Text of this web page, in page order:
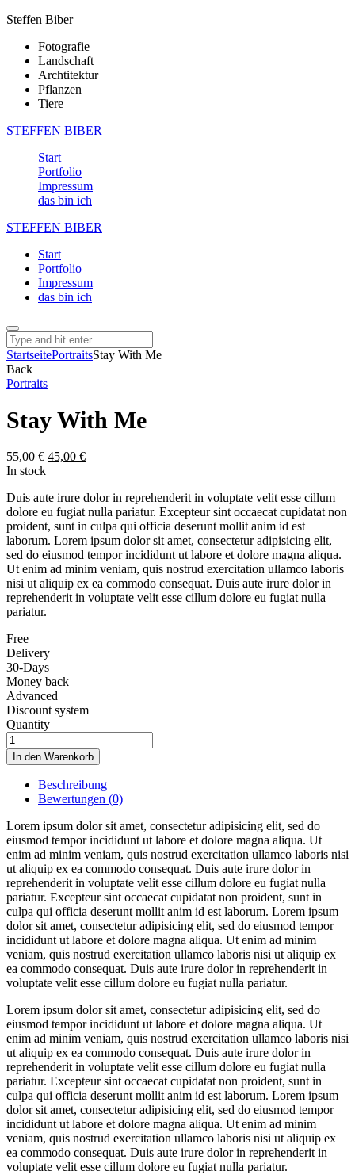
Steffen Biber
Fotografie
Landschaft
Archtitektur
Pflanzen
Tiere
STEFFEN BIBER
Start
Portfolio
Impressum
das bin ich
STEFFEN BIBER
Start
Portfolio
Impressum
das bin ich
StartseitePortraitsStay With Me
Back
Portraits
Stay With Me
55,00€ 45,00 €
In stock
Duis aute irure dolor in reprehenderit in voluptate velit esse cillum
dolore eu fugiat nulla pariatur. Excepteur sint occaecat cupidatat non
proident, sunt in culpa qui officia deserunt mollit anim id est
laborum. Lorem ipsum dolor sit amet, consectetur adipisicing elit,
sed do eiusmod tempor incididunt ut labore et dolore magna aliqua.
Ut enim ad minim veniam, quis nostrud exercitation ullamco laboris
nisi ut aliquip ex ea commodo consequat. Duis aute irure dolor in
reprehenderit in voluptate velit esse cillum dolore eu fugiat nulla
pariatur.
Free
Delivery
30-Days
Money back
Advanced
Discount system
Quantity
In den Warenkorb
Beschreibung
Bewertungen (0)
Lorem ipsum dolor sit amet, consectetur adipisicing elit, sed do
eiusmod tempor incididunt ut labore et dolore magna aliqua. Ut
enim ad minim veniam, quis nostrud exercitation ullamco laboris nisi
ut aliquip ex ea commodo consequat. Duis aute irure dolor in
reprehenderit in voluptate velit esse cillum dolore eu fugiat nulla
pariatur. Excepteur sint occaecat cupidatat non proident, sunt in
culpa qui officia deserunt mollit anim id est laborum. Lorem ipsum
dolor sit amet, consectetur adipisicing elit, sed do eiusmod tempor
incididunt ut labore et dolore magna aliqua. Ut enim ad minim
veniam, quis nostrud exercitation ullamco laboris nisi ut aliquip ex
ea commodo consequat. Duis aute irure dolor in reprehenderit in
voluptate velit esse cillum dolore eu fugiat nulla pariatur.
Lorem ipsum dolor sit amet, consectetur adipisicing elit, sed do
eiusmod tempor incididunt ut labore et dolore magna aliqua. Ut
enim ad minim veniam, quis nostrud exercitation ullamco laboris nisi
ut aliquip ex ea commodo consequat. Duis aute irure dolor in
reprehenderit in voluptate velit esse cillum dolore eu fugiat nulla
pariatur. Excepteur sint occaecat cupidatat non proident, sunt in
culpa qui officia deserunt mollit anim id est laborum. Lorem ipsum
dolor sit amet, consectetur adipisicing elit, sed do eiusmod tempor
incididunt ut labore et dolore magna aliqua. Ut enim ad minim
veniam, quis nostrud exercitation ullamco laboris nisi ut aliquip ex
ea commodo consequat. Duis aute irure dolor in reprehenderit in
voluptate velit esse cillum dolore eu fugiat nulla pariatur.